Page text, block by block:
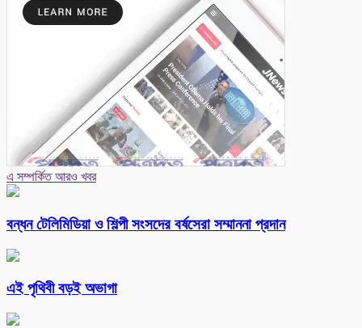
এ সম্পর্কিত আরও খবর
বন্ধন টেলিমিডিয়া ও শিল্পী সংসদের বর্ষসেরা সম্মাননা প্রদান
এই পৃথিবী বড়ই অভাগা